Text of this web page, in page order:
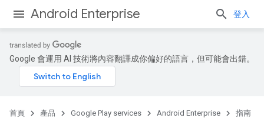
Android Enterprise 登入
Google 會運用 AI 技術將內容翻譯成你偏好的語言，但可能會出錯。
首頁 產品 Google Play services Android Enterprise 指南